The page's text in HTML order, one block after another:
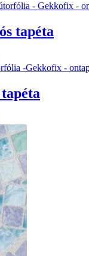
tapéta
több
A